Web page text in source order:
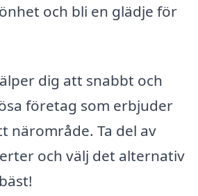
och bli en glädje för
dig att snabbt och
företag som erbjuder
närområde. Ta del av
och välj det alternativ